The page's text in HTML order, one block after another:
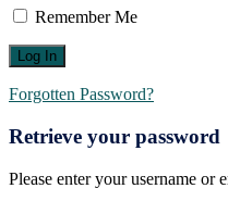
Remember Me
Forgotten Password?
Retrieve your password
Please enter your username or